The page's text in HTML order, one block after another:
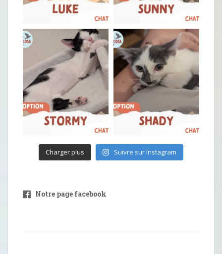
Charger plus Suivre sur Instagram
Notre page facebook